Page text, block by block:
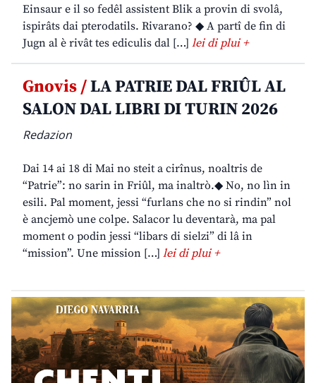
Einsaur e il so fedêl assistent Blik a provin di svolâ,
ispirâts dai pterodatils. Rivarano? ◆ A partî de fin di
Jugn al è rivât tes ediculis dal […] lei di plui +
Gnovis /LA PATRIE DAL FRIÛL AL
SALON DAL LIBRI DI TURIN 2026
Redazion
Dai 14 ai 18 di Mai no steit a cirînus, noaltris de
“Patrie”: no sarin in Friûl, ma inaltrò.◆ No, no lìn in
esili. Pal moment, jessi “furlans che no si rindin” nol
è ancjemò une colpe. Salacor lu deventarà, ma pal
moment o podin jessi “libars di sielzi” di lâ in
“mission”. Une mission […] lei di plui +